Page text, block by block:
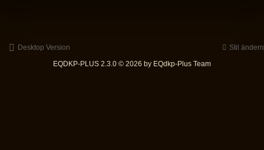
Desktop Version
Stil ändern
EQDKP-PLUS 2.3.0 © 2026 by EQdkp-Plus Team